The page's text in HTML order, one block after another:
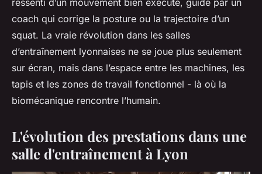
ressenti d’un mouvement bien exécuté, guidé par un
coach qui corrige la posture ou la trajectoire d’un
squat. La vraie révolution dans les salles
d’entraînement lyonnaises ne se joue plus seulement
sur écran, mais dans l’espace entre les machines, les
tapis et les zones de travail fonctionnel - là où la
biomécanique rencontre l’humain.
L'évolution des prestations dans une
salle d'entraînement à Lyon